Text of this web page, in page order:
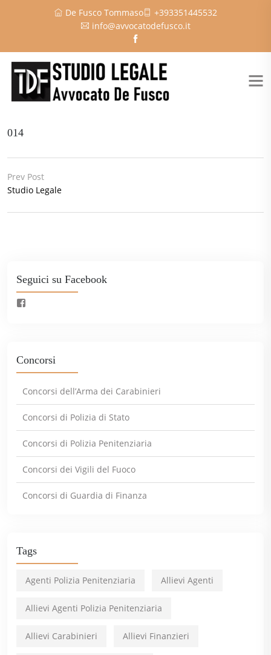
De Fusco Tommaso
+393351445532
info@avvocatodefusco.it
014
Prev Post
Studio Legale
Seguici su Facebook
Concorsi
Concorsi dell’Arma dei Carabinieri
Concorsi di Polizia di Stato
Concorsi di Polizia Penitenziaria
Concorsi dei Vigili del Fuoco
Concorsi di Guardia di Finanza
Tags
Agenti Polizia Penitenziaria Allievi Agenti
Allievi Agenti Polizia Penitenziaria
Allievi Carabinieri Allievi Finanzieri